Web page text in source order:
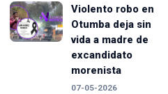
Violento robo en
Otumba deja sin
vida a madre de
excandidato
morenista
07-05-2026